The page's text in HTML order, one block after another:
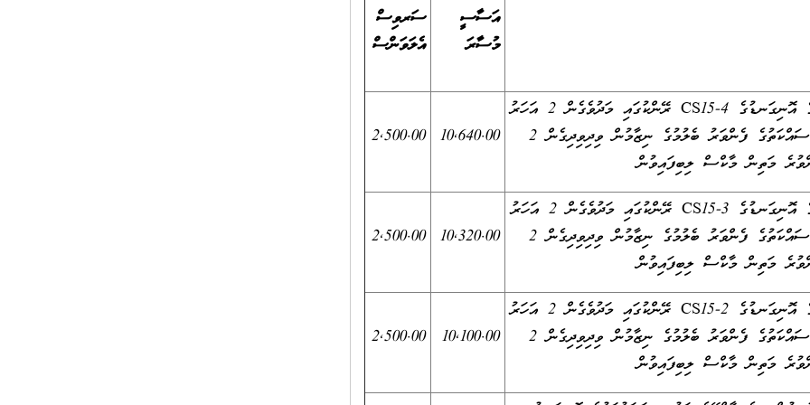
އަސާސީ
މުސާރަ
ސަރވިސް
އެލަވަންސް
ޓީޗަރުންގެ ވަޒީފާގެ އޮނިގަނޑުގެ CS15-4 ރޭންކުގައި މަދުވެގެން 2 އަހަރު
މަސައްކަތްކޮށް، މަސައްކަތުގެ ފެންވަރު ބެލުމުގެ ނިޒާމުން ވިދިވިދިގެން 2
10,640.00
2,500.00
ޓީޗަރުންގެ ވަޒީފާގެ އޮނިގަނޑުގެ CS15-3 ރޭންކުގައި މަދުވެގެން 2 އަހަރު
މަސައްކަތްކޮށް، މަސައްކަތުގެ ފެންވަރު ބެލުމުގެ ނިޒާމުން ވިދިވިދިގެން 2
10,320.00
2,500.00
ޓީޗަރުންގެ ވަޒީފާގެ އޮނިގަނޑުގެ CS15-2 ރޭންކުގައި މަދުވެގެން 2 އަހަރު
މަސައްކަތްކޮށް، މަސައްކަތުގެ ފެންވަރު ބެލުމުގެ ނިޒާމުން ވިދިވިދިގެން 2
10,100.00
2,500.00